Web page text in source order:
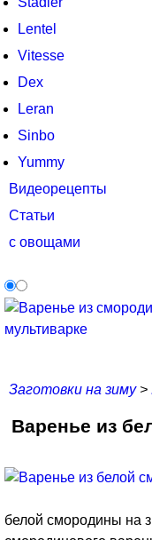
Lentel
Vitesse
Dex
Leran
Sinbo
Yummy
Видеорецепты
Статьи
с овощами
Заготовки на зиму>
Варенье из
белой смородины на